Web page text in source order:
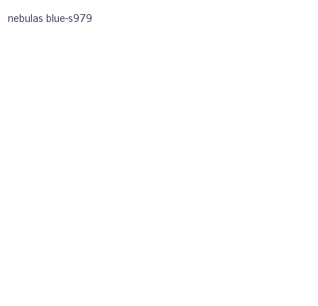
nebulas blue-s979